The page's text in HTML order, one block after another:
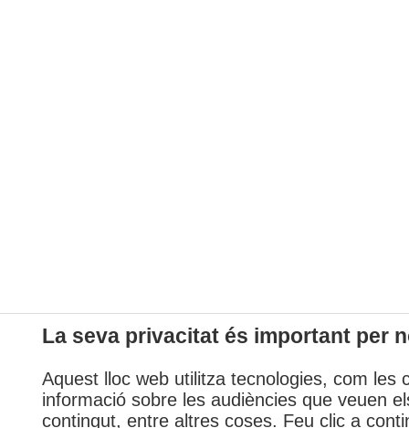
La seva privacitat és important per
Aquest lloc web utilitza tecnologies, com les
informació sobre les audiències que veuen
contingut, entre altres coses. Feu clic a